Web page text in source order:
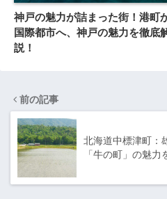
神戸の魅力が詰まった街！港町
国際都市へ、神戸の魅力を徹底
説！
前の記事
北海道中標津町：
「牛の町」の魅力